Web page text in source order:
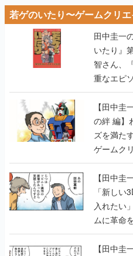
若ゲのいたり〜ゲームクリ
田中圭一
いたり』
智さん、
重なエピ
【田中圭
の絆 編】
ズを満た
ゲームク
【若ゲの
【田中圭
「新しい
入れたい
ムに革命
のいたり
【田中圭